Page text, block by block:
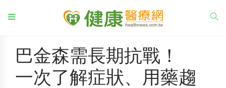
巴金森需長期抗戰！
一次了解症狀、用藥趨